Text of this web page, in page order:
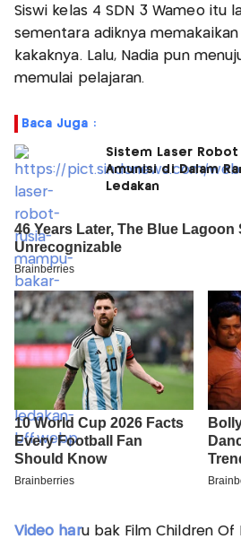
Siswi kelas 4 SDN 3 Wameo itu
sementara adiknya
kakaknya. Lalu, Nadia pun
memulai pelajaran.
Baca Juga :
Sistem Laser Robot
Amunisi di Dalam
Ledakan
Video haru bak Film Children Of